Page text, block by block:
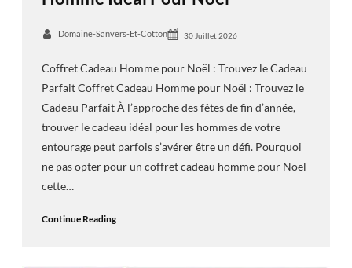
Domaine-Sanvers-Et-Cotton 30 Juillet 2026
Coffret Cadeau Homme pour Noël : Trouvez le Cadeau
Parfait Coffret Cadeau Homme pour Noël : Trouvez le
Cadeau Parfait À l’approche des fêtes de fin d’année,
trouver le cadeau idéal pour les hommes de votre
entourage peut parfois s’avérer être un défi. Pourquoi
ne pas opter pour un coffret cadeau homme pour Noël
cette…
Continue Reading